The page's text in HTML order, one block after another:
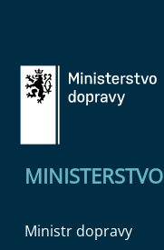
MINISTERSTVO
Ministr dopravy